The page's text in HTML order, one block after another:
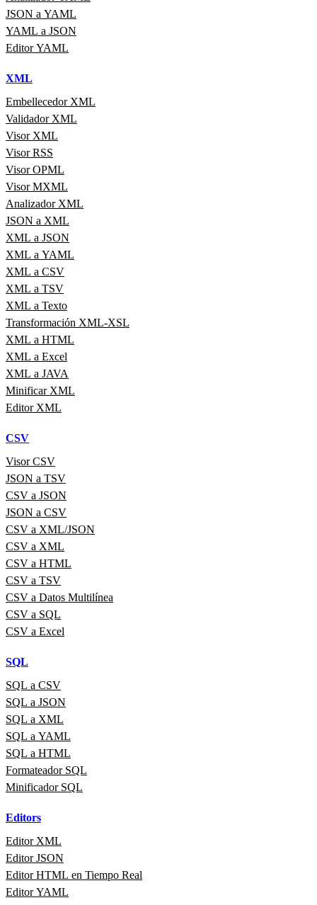
JSON a YAML
YAML a JSON
Editor YAML
XML
Embellecedor XML
Validador XML
Visor XML
Visor RSS
Visor OPML
Visor MXML
Analizador XML
JSON a XML
XML a JSON
XML a YAML
XML a CSV
XML a TSV
XML a Texto
Transformación XML-XSL
XML a HTML
XML a Excel
XML a JAVA
Minificar XML
Editor XML
CSV
Visor CSV
JSON a TSV
CSV a JSON
JSON a CSV
CSV a XML/JSON
CSV a XML
CSV a HTML
CSV a TSV
CSV a Datos Multilínea
CSV a SQL
CSV a Excel
SQL
SQL a CSV
SQL a JSON
SQL a XML
SQL a YAML
SQL a HTML
Formateador SQL
Minificador SQL
Editors
Editor XML
Editor JSON
Editor HTML en Tiempo Real
Editor YAML